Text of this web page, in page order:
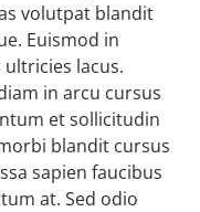
volutpat blandit
Euismod in
lacus.
in arcu cursus
et sollicitudin
blandit cursus
sapien faucibus
at. Sed odio